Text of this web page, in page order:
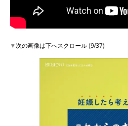
▼次の画像は下へスクロール (9/37)